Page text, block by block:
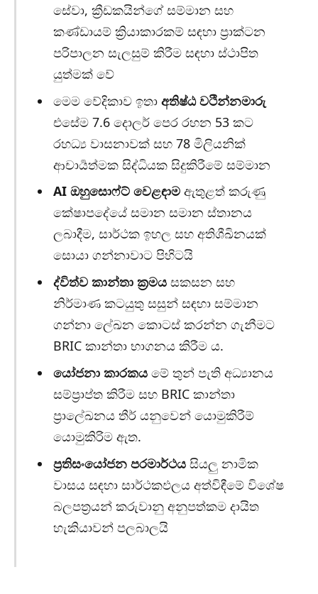
සේවා, ක්‍රීඩකයින්ගේ සම්මාන සහ
කණ්ඩායම් ක්‍රියාකාරකම් සඳහා ප්‍රාක්ටන
පරිපාලන සැලසුම් කිරීම සඳහා ස්ථාපිත
යුත්මක් වේ
මෙම වේදිකාව ඉතා අතිෂ්ඨ වථින්නමාරු
එසේම 7.6 දොලර් පෙර රහන 53 කට
රහධ්‍ය වාසනාවක් සහ 78 මිලියනික්
ආචාර්‍යත්මක සිද්ධියක සිදුකිරීමේ සම්මාන
AI ඔහුසොෆ්ට් වෙළඳාමඇතුළත් කරුණු
කේෂාපදේයේ සමාන සමාන ස්තානය
ලබාදීම, සාර්ථක ඉහල සහ අතිශීඛිනයක්
සොයා ගන්නාවාට පිහිටයි
ද්විත්ව කාන්තා ක්‍රමයසකසන සහ
නිර්මාණ කටයුතු සසුන් සඳහා සම්මාන
ගන්නා ලේඛන කොටස් කරන්න ගැනීමට
BRIC කාන්තා භාගනය කිරීම ය.
යෝජනා කාරකයමේ තුන් පැති අධ්‍යානය
සම්ප්‍රාප්ත කිරීම සහ BRIC කාන්තා
ප්‍රාලේඛනය තීර් යනුවෙන් යොමුකිරීම්
යොමුකිරිම ඇත.
ප්‍රතිසංයෝජන පරමාර්ථයසියලු නාමික
වාසය සඳහා සාර්ථකඵලය අත්විඳීමේ විශේෂ
බලපත්‍රයන් කරුවානු අනුපත්කම දායිත
හැකියාවන් පලබාලයි